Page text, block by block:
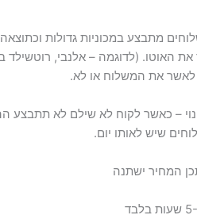
מתבצע במכוניות גדולות
את האוטו. (לדוגמה – אלנבי,
לאשר את המשלוח או לא.
– כאשר לקוח לא שילם לא תתבצע
שיש לאותו יום.
המחיר ישתנה